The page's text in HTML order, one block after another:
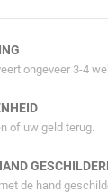
ongeveer 3-4
of uw geld terug.
de hand